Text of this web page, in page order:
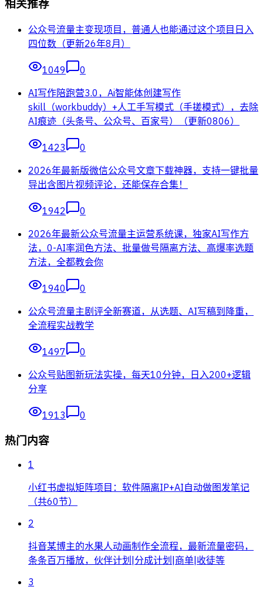
相关推荐
公众号流量主变现项目，普通人也能通过这个项目日入
四位数（更新26年8月）
1049
0
AI写作陪跑营3.0，Ai智能体创建写作
skill（workbuddy）+人工手写模式（手搓模式），去除
AI痕迹（头条号、公众号、百家号）（更新0806）
1423
0
2026年最新版微信公众号文章下载神器，支持一键批量
导出含图片视频评论，还能保存合集！
1942
0
2026年最新公众号流量主运营系统课，独家AI写作方
法，0-AI率润色方法、批量做号隔离方法、高爆率选题
方法，全都教会你
1940
0
公众号流量主剧评全新赛道，从选题、AI写稿到降重，
全流程实战教学
1497
0
公众号贴图新玩法实操，每天10分钟，日入200+逻辑
分享
1913 0
热门内容
1
小红书虚拟矩阵项目：软件隔离IP+AI自动做图发笔记
（共60节）
2
抖音某博主的水果人动画制作全流程，最新流量密码，
条条百万播放，伙伴计划|分成计划|商单|收徒等
3